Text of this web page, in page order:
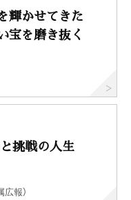
輝かせてきた
を磨き抜く
挑戦の人生
報）